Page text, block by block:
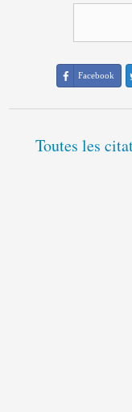
Facebook
Toutes les